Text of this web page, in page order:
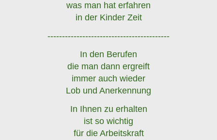
was man hat erfahren
in der Kinder Zeit
------------------------------------------
In den Berufen
die man dann ergreift
immer auch wieder
Lob und Anerkennung
In Ihnen zu erhalten
ist so wichtig
für die Arbeitskraft